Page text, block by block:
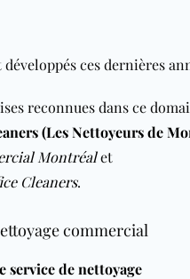
ces dernières
reconnues dans ce
(Les Nettoyeurs de
Montréalet
Cleaners.
commercial
service de nettoyage